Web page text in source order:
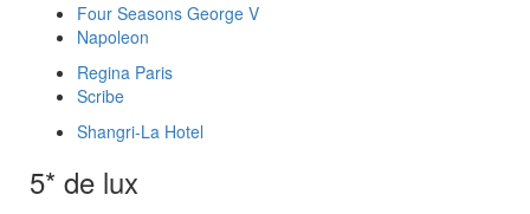
Four Seasons George V
Napoleon
Regina Paris
Scribe
Shangri-La Hotel
5* de lux